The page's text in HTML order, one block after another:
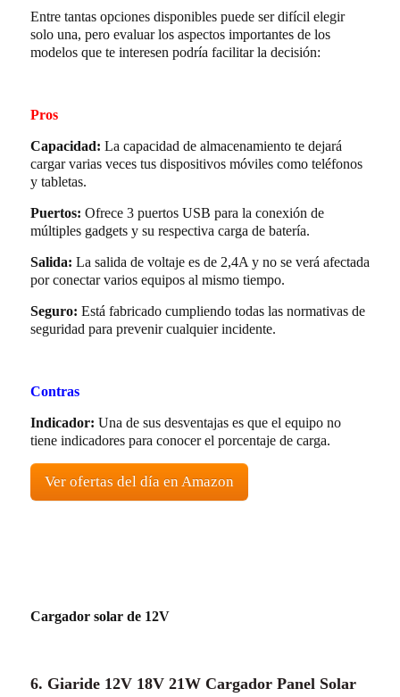
Entre tantas opciones disponibles puede ser difícil elegir
solo una, pero evaluar los aspectos importantes de los
modelos que te interesen podría facilitar la decisión:
Pros
Capacidad: La capacidad de almacenamiento te dejará
cargar varias veces tus dispositivos móviles como teléfonos
y tabletas.
Puertos: Ofrece 3 puertos USB para la conexión de
múltiples gadgets y su respectiva carga de batería.
Salida: La salida de voltaje es de 2,4A y no se verá afectada
por conectar varios equipos al mismo tiempo.
Seguro: Está fabricado cumpliendo todas las normativas de
seguridad para prevenir cualquier incidente.
Contras
Indicador: Una de sus desventajas es que el equipo no
tiene indicadores para conocer el porcentaje de carga.
Ver ofertas del día en Amazon
Cargador solar de 12V
6. Giaride 12V 18V 21W Cargador Panel Solar